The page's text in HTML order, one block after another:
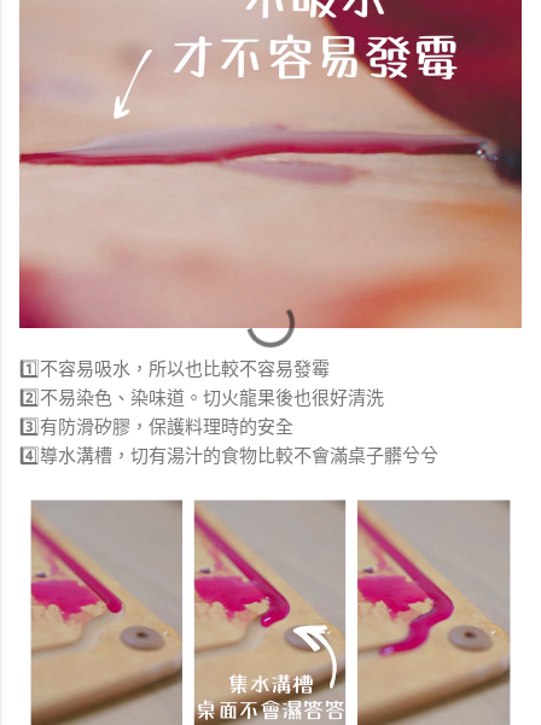
1️⃣不容易吸水，所以也比較不容易發霉
2️⃣不易染色、染味道。切火龍果後也很好清洗
3️⃣有防滑矽膠，保護料理時的安全
4️⃣導水溝槽，切有湯汁的食物比較不會滿桌子髒兮兮